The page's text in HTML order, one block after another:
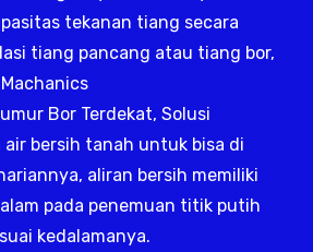
tekanan tiang secara
tiang pancang atau tiang bor,
Bor Terdekat, Solusi
bersih tanah untuk bisa di
aliran bersih memiliki
pada penemuan titik putih
kedalamanya.